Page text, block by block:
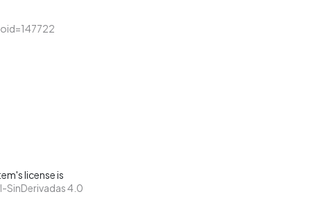
license is
4.0